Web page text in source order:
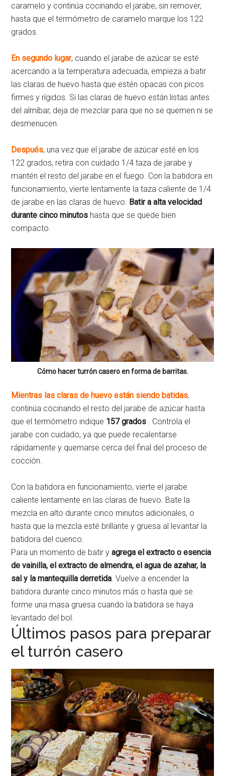
caramelo y continúa cocinando el jarabe, sin remover,
hasta que el termómetro de caramelo marque los 122
grados.
En segundo lugar, cuando el jarabe de azúcar se esté
acercando a la temperatura adecuada, empieza a batir
las claras de huevo hasta que estén opacas con picos
firmes y rígidos. Si las claras de huevo están listas antes
del almíbar, deja de mezclar para que no se quemen ni se
desmenucen.
Después, una vez que el jarabe de azúcar esté en los
122 grados, retira con cuidado 1/4 taza de jarabe y
mantén el resto del jarabe en el fuego. Con la batidora en
funcionamiento, vierte lentamente la taza caliente de 1/4
de jarabe en las claras de huevo. Batir a alta velocidad
durante cinco minutos hasta que se quede bien
compacto.
Cómo hacer turrón casero en forma de barritas.
Mientras las claras de huevo están siendo batidas,
continúa cocinando el resto del jarabe de azúcar hasta
que el termómetro indique 157grados . Controla el
jarabe con cuidado, ya que puede recalentarse
rápidamente y quemarse cerca del final del proceso de
cocción.
Con la batidora en funcionamiento, vierte el jarabe
caliente lentamente en las claras de huevo. Bate la
mezcla en alto durante cinco minutos adicionales, o
hasta que la mezcla esté brillante y gruesa al levantar la
batidora del cuenco.
Para un momento de batir yagrega el extracto o esencia
de vainilla, el extracto de almendra, el agua de azahar, la
sal y la mantequilla derretida. Vuelve a encender la
batidora durante cinco minutos más o hasta que se
forme una masa gruesa cuando la batidora se haya
levantado del bol.
Últimos pasos para preparar
el turrón casero